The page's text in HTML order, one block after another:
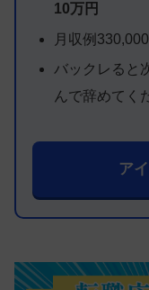
10万円
月収例
バックレると
んで辞めてく
ア